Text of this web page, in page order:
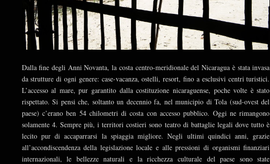
Dalla fine degli Anni Novanta, la costa centro-meridionale del Nicaragua è stata invasa
da strutture di ogni genere: case-vacanza, ostelli, resort, fino a esclusivi centri turistici.
L’accesso al mare, pur garantito dalla costituzione nicaraguense, poche volte è stato
rispettato. Si pensi che, soltanto un decennio fa, nel municipio di Tola (sud-ovest del
paese) c’erano ben 54 chilometri di costa con accesso pubblico. Oggi ne rimangono
solamente 4. Sempre più, i territori costieri sono teatro di battaglie legali dove tutto è
lecito pur di accaparrarsi la spiaggia migliore. Negli ultimi quindici anni, grazie
all’accondiscendenza della legislazione locale e alle pressioni di organismi finanziari
internazionali, le bellezze naturali e la ricchezza culturale del paese sono state